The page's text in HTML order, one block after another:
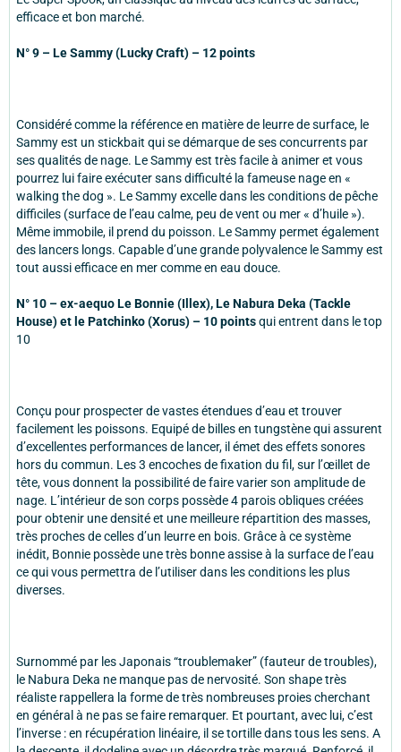
efficace et bon marché.
N° 9 – Le Sammy (Lucky Craft) – 12 points
Considéré comme la référence en matière de leurre de surface, le
Sammy est un stickbait qui se démarque de ses concurrents par
ses qualités de nage. Le Sammy est très facile à animer et vous
pourrez lui faire exécuter sans difficulté la fameuse nage en «
walking the dog ». Le Sammy excelle dans les conditions de pêche
difficiles (surface de l’eau calme, peu de vent ou mer « d’huile »).
Même immobile, il prend du poisson. Le Sammy permet également
des lancers longs. Capable d’une grande polyvalence le Sammy est
tout aussi efficace en mer comme en eau douce.
N° 10 – ex-aequo Le Bonnie (Illex), Le Nabura Deka (Tackle
House) et le Patchinko (Xorus) – 10 pointsqui entrent dans le top
10
Conçu pour prospecter de vastes étendues d’eau et trouver
facilement les poissons. Equipé de billes en tungstène qui assurent
d’excellentes performances de lancer, il émet des effets sonores
hors du commun. Les 3 encoches de fixation du fil, sur l’œillet de
tête, vous donnent la possibilité de faire varier son amplitude de
nage. L’intérieur de son corps possède 4 parois obliques créées
pour obtenir une densité et une meilleure répartition des masses,
très proches de celles d’un leurre en bois. Grâce à ce système
inédit, Bonnie possède une très bonne assise à la surface de l’eau
ce qui vous permettra de l’utiliser dans les conditions les plus
diverses.
Surnommé par les Japonais “troublemaker” (fauteur de troubles),
le Nabura Deka ne manque pas de nervosité. Son shape très
réaliste rappellera la forme de très nombreuses proies cherchant
en général à ne pas se faire remarquer. Et pourtant, avec lui, c’est
l’inverse : en récupération linéaire, il se tortille dans tous les sens. A